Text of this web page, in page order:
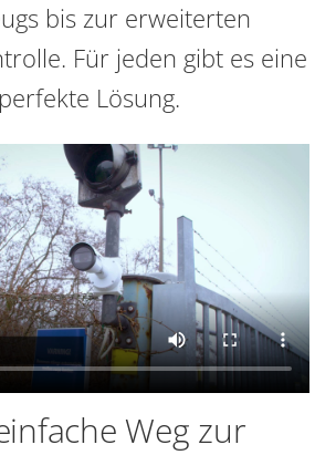
bis zur erweiterten
Für jeden gibt es eine
perfekte Lösung.
Weg zur